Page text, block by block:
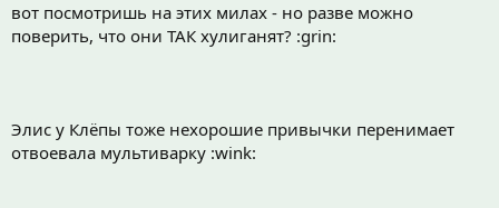
вот посмотришь на этих милах - но разве можно
поверить, что они ТАК хулиганят? :grin:
Элис у Клёпы тоже нехорошие привычки перенимает
отвоевала мультиварку :wink: